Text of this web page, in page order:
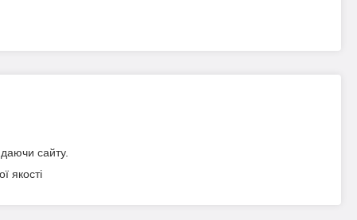
сайту.
якості